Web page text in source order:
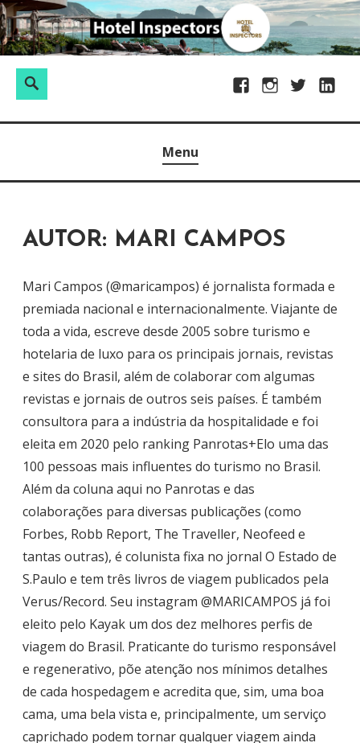
S
k
i
o
F
b
o
k
a
r
a
T
t
L
e
S
e
a
s
a
p
o
r
:
Menu
AUTOR: MARI CAMPOS
Mari Campos (@maricampos) é jornalista formada e
premiada nacional e internacionalmente. Viajante de
toda a vida, escreve desde 2005 sobre turismo e
hotelaria de luxo para os principais jornais, revistas
e sites do Brasil, além de colaborar com algumas
revistas e jornais de outros seis países. É também
consultora para a indústria da hospitalidade e foi
eleita em 2020 pelo ranking Panrotas+Elo uma das
100 pessoas mais influentes do turismo no Brasil.
Além da coluna aqui no Panrotas e das
colaborações para diversas publicações (como
Forbes, Robb Report, The Traveller, Neofeed e
tantas outras), é colunista fixa no jornal O Estado de
S.Paulo e tem três livros de viagem publicados pela
Verus/Record. Seu instagram @MARICAMPOS já foi
eleito pelo Kayak um dos dez melhores perfis de
viagem do Brasil. Praticante do turismo responsável
e regenerativo, põe atenção nos mínimos detalhes
de cada hospedagem e acredita que, sim, uma boa
cama, uma bela vista e, principalmente, um serviço
caprichado podem tornar qualquer viagem ainda